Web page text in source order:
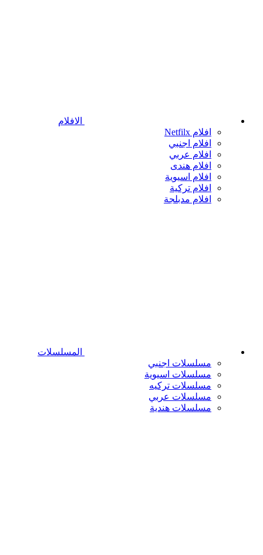
الافلام
افلام Netfilx
افلام اجنبي
افلام عربي
افلام هندى
افلام اسيوية
افلام تركية
افلام مدبلجة
المسلسلات
مسلسلات اجنبي
مسلسلات اسيوية
مسلسلات تركيه
مسلسلات عربي
مسلسلات هندية